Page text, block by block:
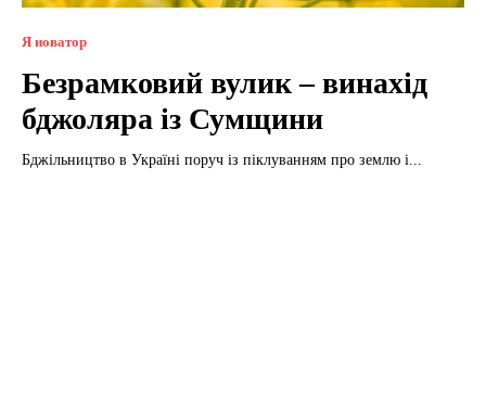
Я новатор
Безрамковий вулик – винахід
бджоляра із Сумщини
Бджільництво в Україні поруч із піклуванням про землю і...